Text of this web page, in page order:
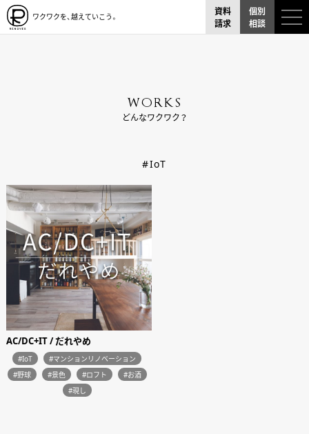
ワクワクを、越えていこう。
資料
請求
個別
相談
WORKS
どんなワクワク？
#IoT
AC/DC+IT / だれやめ
#IoT
#マンションリノベーション
#野球
#景色 #ロフト
#お酒
#現し